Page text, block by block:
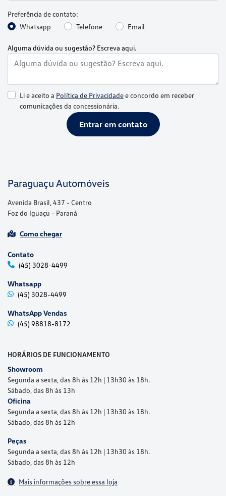
Preferência de contato:
Whatsapp
Telefone Email
Alguma dúvida ou sugestão? Escreva aqui.
Li e aceito a Política de Privacidadee concordo em receber
comunicações da concessionária.
Entrar em contato
Paraguaçu Automóveis
Avenida Brasil, 437 - Centro
Foz do Iguaçu - Paraná
Como chegar
Contato
(45) 3028-4499
Whatsapp
(45) 3028-4499
WhatsApp Vendas
(45) 98818-8172
HORÁRIOS DE FUNCIONAMENTO
Showroom
Segunda a sexta, das 8h às 12h | 13h30 às 18h.
Sábado, das 8h às 13h
Oficina
Segunda a sexta, das 8h às 12h | 13h30 às 18h.
Sábado, das 8h às 12h
Peças
Segunda a sexta, das 8h às 12h | 13h30 às 18h.
Sábado, das 8h às 12h
Mais informações sobre essa loja